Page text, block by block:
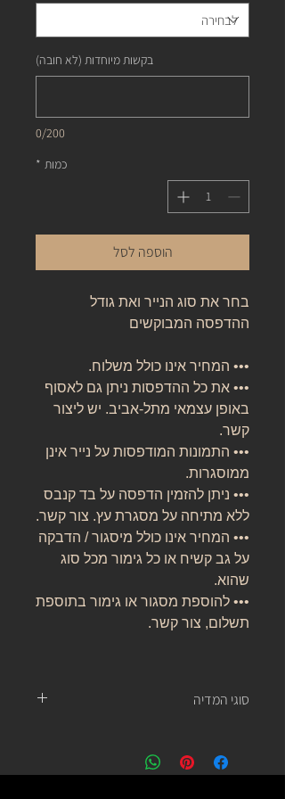
בקשות מיוחדות (לא חובה)
0/200
כמות *
הוספה לסל
בחר את סוג הנייר ואת גודל
ההדפסה המבוקשים
••• המחיר אינו כולל משלוח.
••• את כל ההדפסות ניתן גם לאסוף
באופן עצמאי מתל-אביב. יש ליצור
קשר.
••• התמונות המודפסות על נייר אינן
ממוסגרות.
••• ניתן להזמין הדפסה על בד קנבס
ללא מתיחה על מסגרת עץ. צור קשר.
••• המחיר אינו כולל מיסגור / הדבקה
על גב קשיח או כל גימור מכל סוג
שהוא.
••• להוספת מסגור או גימור בתוספת
תשלום, צור קשר.
סוגי המדיה
לובן ניטרלי ובמשקל של 310 גרם.